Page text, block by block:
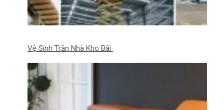
Vệ Sinh Trần Nhà Kho Bãi